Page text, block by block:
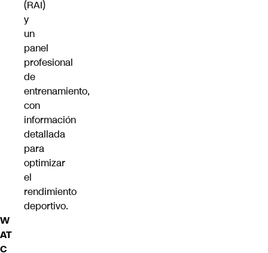
(RAI)
y
un
panel
profesional
de
entrenamiento,
con
información
detallada
para
optimizar
el
rendimiento
deportivo.
W
AT
C